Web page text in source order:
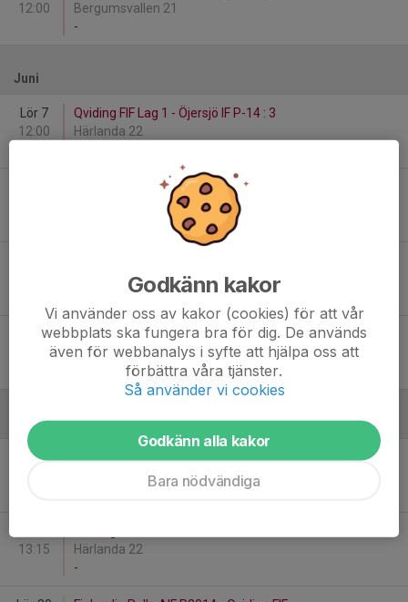
12:00
Bergumsvallen 21
-
Juni
Lör 7
12:00
Qviding FIF Lag 1 - Öjersjö IF P-14 : 3
Härlanda 22
Qviding FIF Lag 2 - Utbynäs SK Vit
Öjersjö IP 12 Konstgräs
Sön 15
12:00
Athletic FC Angered Grå - Qviding FIF Lag 1
Lövgärdesplan 22 Konstgräs
Augusti
Lör 23
Qviding FIF - Hönö IS Röd
13:15
Härlanda 22
-
Godkänn kakor
Vi använder oss av kakor (cookies) för att vår
webbplats ska fungera bra för dig. De används
även för webbanalys i syfte att hjälpa oss att
förbättra våra tjänster.
Så använder vi cookies
Godkänn alla kakor
Bara nödvändiga